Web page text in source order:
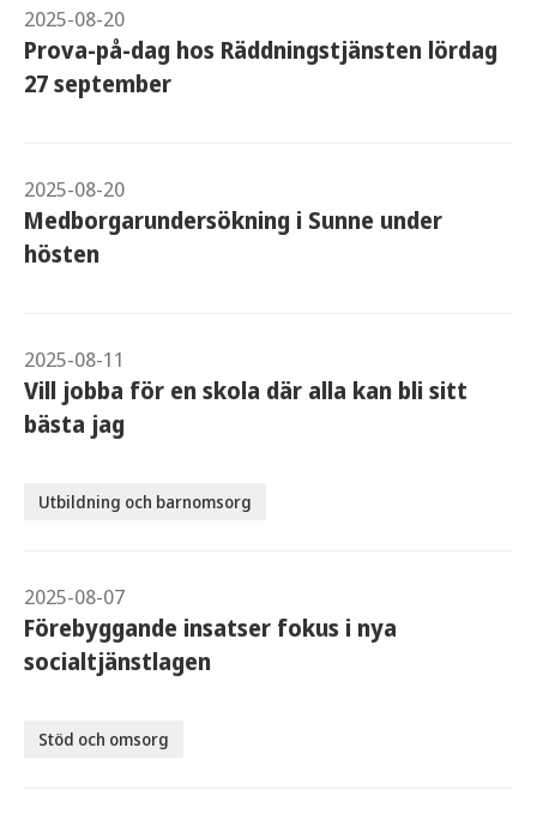
2025-08-20
Prova-på-dag hos Räddningstjänsten lördag
27 september
2025-08-20
Medborgarundersökning i Sunne under
hösten
2025-08-11
Vill jobba för en skola där alla kan bli sitt
bästa jag
Utbildning och barnomsorg
2025-08-07
Förebyggande insatser fokus i nya
socialtjänstlagen
Stöd och omsorg